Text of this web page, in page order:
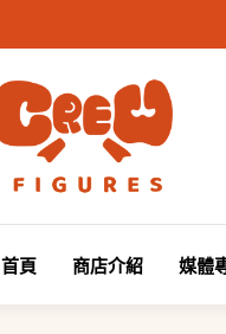
首頁 商店介紹 媒體